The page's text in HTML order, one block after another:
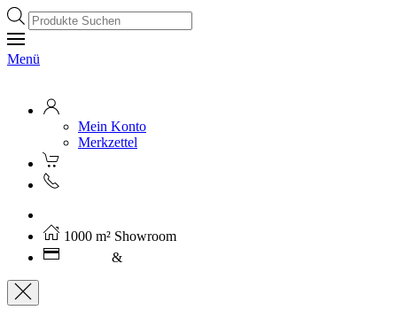
Products
search
Menü
Mein Konto
Merkzettel
1000 m² Showroom
&